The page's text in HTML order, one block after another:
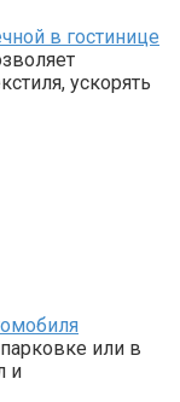
в гостинице
ускорять
или в
и